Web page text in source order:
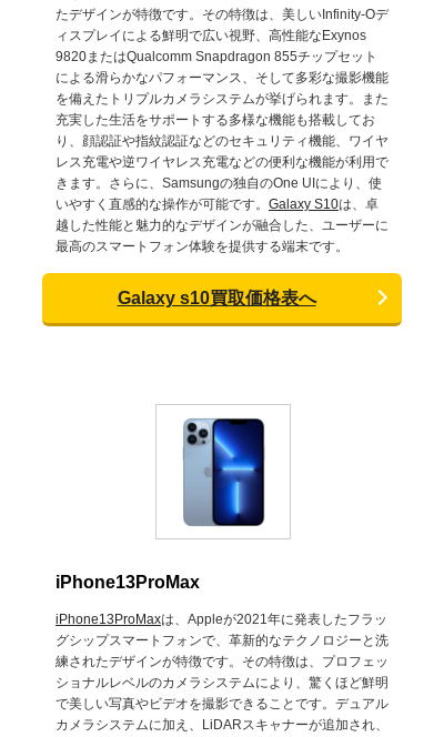
たデザインが特徴です。その特徴は、美しいInfinity-Oデ
ィスプレイによる鮮明で広い視野、高性能なExynos
9820またはQualcomm Snapdragon 855チップセット
による滑らかなパフォーマンス、そして多彩な撮影機能
を備えたトリプルカメラシステムが挙げられます。また
充実した生活をサポートする多様な機能も搭載してお
り、顔認証や指紋認証などのセキュリティ機能、ワイヤ
レス充電や逆ワイヤレス充電などの便利な機能が利用で
きます。さらに、Samsungの独自のOne UIにより、使
いやすく直感的な操作が可能です。 Galaxy S10は、卓
越した性能と魅力的なデザインが融合した、ユーザーに
最高のスマートフォン体験を提供する端末です。
Galaxy s10買取価格表へ
iPhone13ProMax
iPhone13ProMaxは、Appleが2021年に発表したフラッ
グシップスマートフォンで、革新的なテクノロジーと洗
練されたデザインが特徴です。その特徴は、プロフェッ
ショナルレベルのカメラシステムにより、驚くほど鮮明
で美しい写真やビデオを撮影できることです。デュアル
カメラシステムに加え、LiDARスキャナーが追加され、